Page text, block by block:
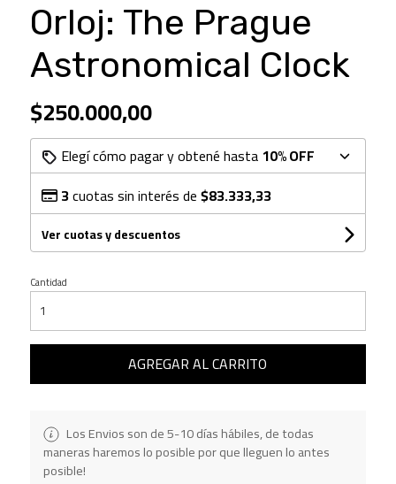
Orloj: The Prague
Astronomical Clock
$250.000,00
Elegí cómo pagar y obtené hasta 10% OFF
3cuotas sin interés de$83.333,33
Ver cuotas y descuentos
Cantidad
AGREGAR AL CARRITO
Los Envios son de 5-10 días hábiles, de todas
maneras haremos lo posible por que lleguen lo antes
posible!